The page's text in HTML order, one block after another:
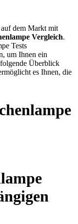
auf dem Markt mit
Vergleich.
Tests
um Ihnen ein
Überblick
es Ihnen, die